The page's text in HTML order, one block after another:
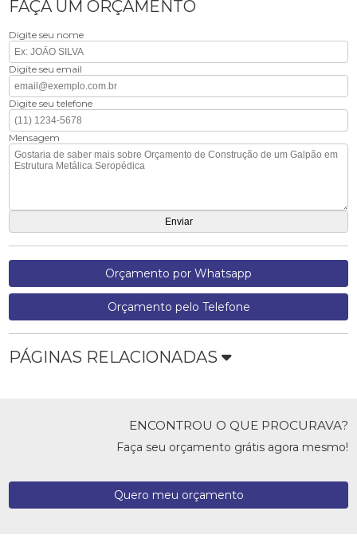
FAÇA UM ORÇAMENTO
Digite seu nome
Digite seu email
Digite seu telefone
Mensagem
Orçamento por Whatsapp
Orçamento pelo Telefone
PÁGINAS RELACIONADAS
ENCONTROU O QUE PROCURAVA?
Faça seu orçamento grátis agora mesmo!
Quero meu orçamento